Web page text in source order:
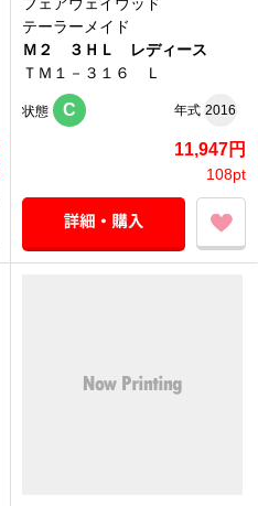
フェアウェイウッド
テーラーメイド
Ｍ２ ３ＨＬ レディース
ＴＭ１－３１６ Ｌ
状態 C 年式 2016
11,947円
108pt